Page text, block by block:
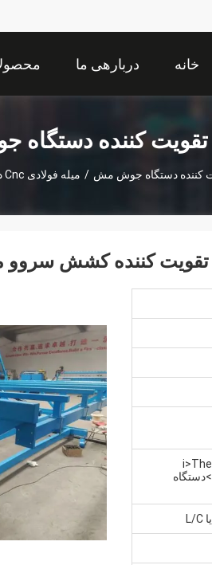
خانه دربارهی ما
تقویت کننده
کننده دستگاه جوش مش / میله فولادی Cnc دستگاه جوش توری تقویت کننده کشش سروو موتور
Machine is nude packing.</i> <b>دستگاه